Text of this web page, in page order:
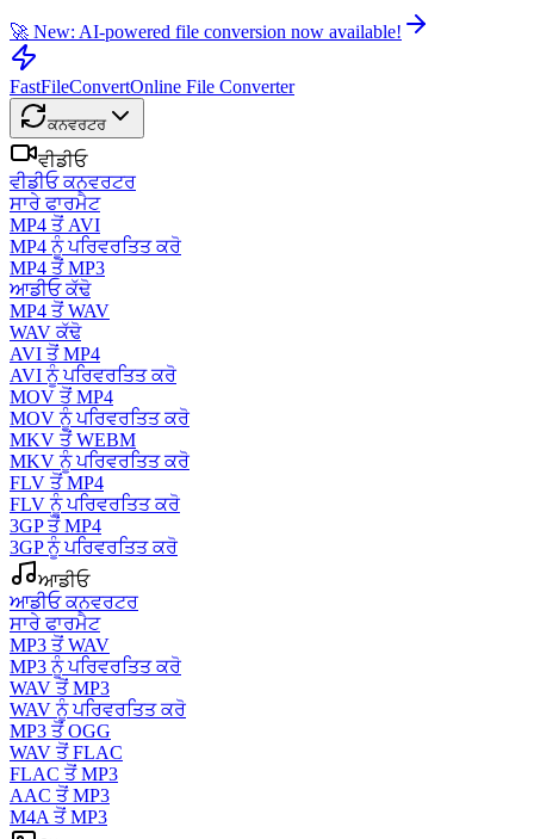
🚀 New: AI-powered file conversion now available!
FastFileConvertOnline File Converter
ਕਨਵਰਟਰ
ਵੀਡੀਓ
ਵੀਡੀਓ ਕਨਵਰਟਰ
ਸਾਰੇ ਫਾਰਮੈਟ
MP4 ਤੋਂ AVI
MP4 ਨੂੰ ਪਰਿਵਰਤਿਤ ਕਰੋ
MP4 ਤੋਂ MP3
ਆਡੀਓ ਕੱਢੋ
MP4 ਤੋਂ WAV
WAV ਕੱਢੋ
AVI ਤੋਂ MP4
AVI ਨੂੰ ਪਰਿਵਰਤਿਤ ਕਰੋ
MOV ਤੋਂ MP4
MOV ਨੂੰ ਪਰਿਵਰਤਿਤ ਕਰੋ
MKV ਤੋਂ WEBM
MKV ਨੂੰ ਪਰਿਵਰਤਿਤ ਕਰੋ
FLV ਤੋਂ MP4
FLV ਨੂੰ ਪਰਿਵਰਤਿਤ ਕਰੋ
3GP ਤੋਂ MP4
3GP ਨੂੰ ਪਰਿਵਰਤਿਤ ਕਰੋ
ਆਡੀਓ
ਆਡੀਓ ਕਨਵਰਟਰ
ਸਾਰੇ ਫਾਰਮੈਟ
MP3 ਤੋਂ WAV
MP3 ਨੂੰ ਪਰਿਵਰਤਿਤ ਕਰੋ
WAV ਤੋਂ MP3
WAV ਨੂੰ ਪਰਿਵਰਤਿਤ ਕਰੋ
MP3 ਤੋਂ OGG
WAV ਤੋਂ FLAC
FLAC ਤੋਂ MP3
AAC ਤੋਂ MP3
M4A ਤੋਂ MP3